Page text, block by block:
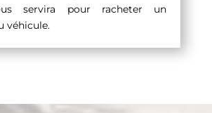
servira pour racheter un
véhicule.